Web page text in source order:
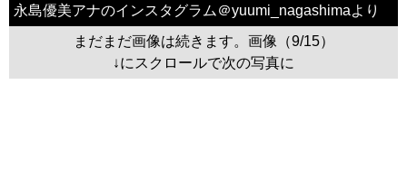
永島優美アナのインスタグラム＠yuumi_nagashimaより
まだまだ画像は続きます。画像（9/15）
↓にスクロールで次の写真に